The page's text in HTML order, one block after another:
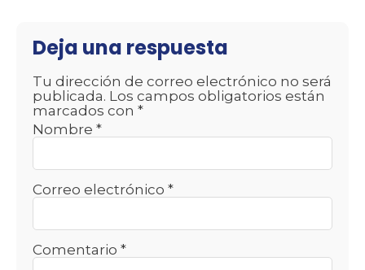
Deja una respuesta
Tu dirección de correo electrónico no será
publicada. Los campos obligatorios están
marcados con *
Nombre *
Correo electrónico *
Comentario *